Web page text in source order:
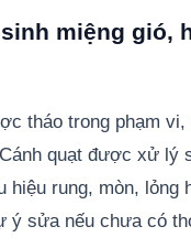
miệng gió,
tháo trong phạm vi,
quạt được xử lý
hiệu rung, mòn, lỏng
ý sửa nếu chưa có